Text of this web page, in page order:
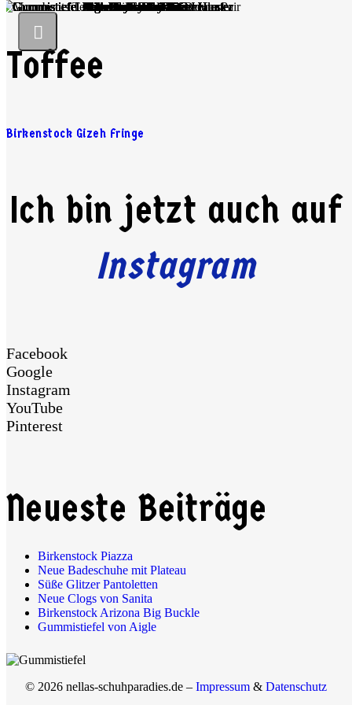
Toffee
Birkenstock Gizeh Fringe
Ich bin jetzt auch auf
Instagram
Facebook
Google
Instagram
YouTube
Pinterest
Neueste Beiträge
Birkenstock Piazza
Neue Badeschuhe mit Plateau
Süße Glitzer Pantoletten
Neue Clogs von Sanita
Birkenstock Arizona Big Buckle
Gummistiefel von Aigle
© 2026 nellas-schuhparadies.de – Impressum & Datenschutz